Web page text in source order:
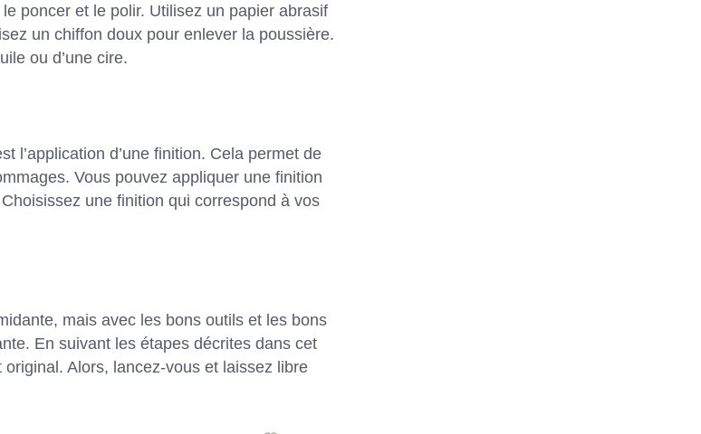
poncer et le polir. Utilisez un papier abrasif
un chiffon doux pour enlever la poussière.
ou d’une cire.
l’application d’une finition. Cela permet de
Vous pouvez appliquer une finition
une finition qui correspond à vos
mais avec les bons outils et les bons
En suivant les étapes décrites dans cet
Alors, lancez-vous et laissez libre